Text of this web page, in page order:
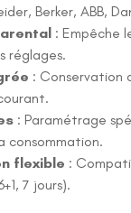
Berker, ABB,
: Empêche
réglages.
: Conservation
: Paramétrage
consommation.
flexible :
7 jours).